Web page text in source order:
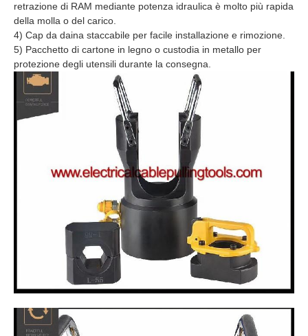
retrazione di RAM mediante potenza idraulica è molto più rapida
della molla o del carico.
4) Cap da daina staccabile per facile installazione e rimozione.
5) Pacchetto di cartone in legno o custodia in metallo per
protezione degli utensili durante la consegna.